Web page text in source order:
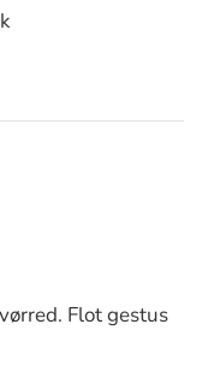
Flot gestus